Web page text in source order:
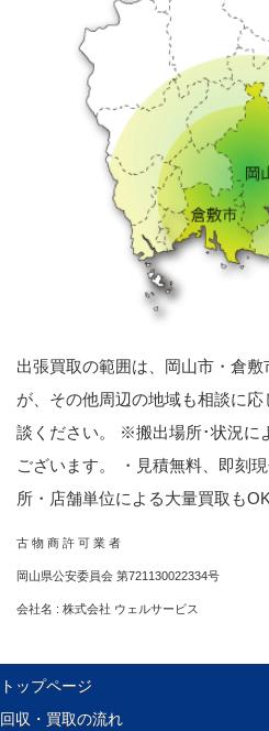
出張買取の範囲は、岡山市・倉
が、その他周辺の地域も相談に
談ください。 ※搬出場所･状況に
ございます。 ・見積無料、即刻
所・店舗単位による大量買取もOK
古 物 商 許 可 業 者
岡山県公安委員会 第721130022334号
会社名 : 株式会社 ウェルサービス
トップページ
回収・買取の流れ